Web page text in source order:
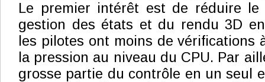
Le premier intérêt est de réduire
gestion des états et du rendu 3D
les pilotes ont moins de vérifications
la pression au niveau du CPU. Par
grosse partie du contrôle en un seul